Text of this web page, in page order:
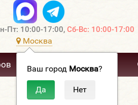
Пт: 10:00-17:00, Сб-Вс: 10:00-17:00
Москва
Ваш город Москва?